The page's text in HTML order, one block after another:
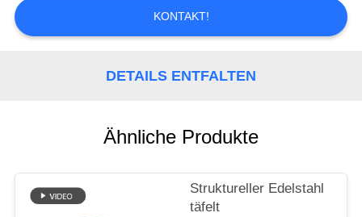
EIN
POLICY
KONTAKT!
DETAILS ENTFALTEN
Ähnliche Produkte
Struktureller Edelstahl
täfelt